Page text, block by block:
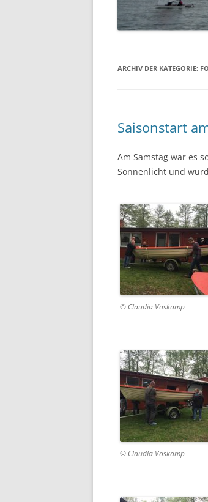
ARCHIV DER KATEGORIE:
Saisonstart
Am Samstag war es
Sonnenlicht und
© Claudia Voskamp
© Claudia Voskamp